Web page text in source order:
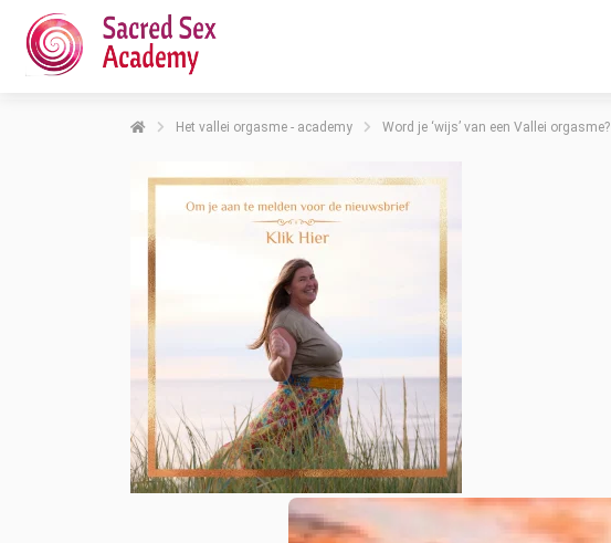
Het vallei orgasme - academy Word je ‘wijs’ van een Vallei orgasme?